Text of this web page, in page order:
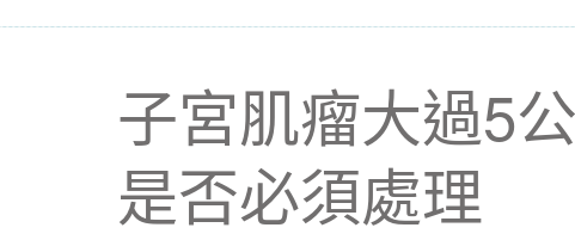
子宮肌瘤大過5
是否必須處理